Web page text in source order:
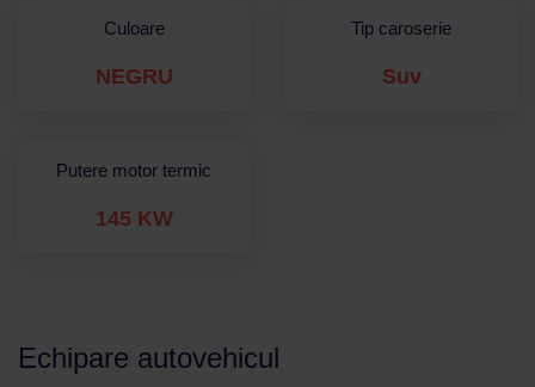
Culoare
NEGRU
Tip caroserie
Suv
Putere motor termic
145 KW
Echipare autovehicul